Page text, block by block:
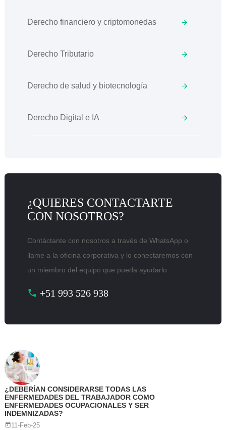
Derecho financiero y criptomonedas
Derecho Tributario
Derecho de salud y biotecnología
Derecho Digital e IA
¿QUIERES CONTACTARTE
CON NOSOTROS?
Contáctante con nosotros a través de WhatsApp o
llame a la oficina corporativa y lo conectaremos con
un miembro del equipo que pueda ayudarlo.
+51 993 526 938
¿DEBERÍAN CONSIDERARSE TODAS LAS
ENFERMEDADES DEL TRABAJADOR COMO
ENFERMEDADES OCUPACIONALES Y SER
INDEMNIZADAS?
11-Feb-25